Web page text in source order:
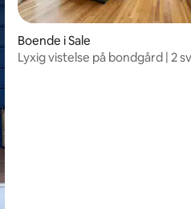
Boende i Sale
Lyxig vistelse på bondgård | 2